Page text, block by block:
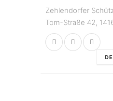
Zehlendorfer
Tom-Straße 42,